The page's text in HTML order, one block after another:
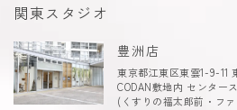
関東スタジオ
豊洲店
東京都江東区東雲1-9-11
CODAN敷地内 センター
(くすりの福太郎前・フ